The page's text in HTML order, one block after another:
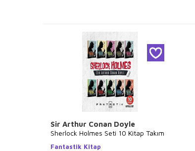
Sir Arthur Conan Doyle
Sherlock Holmes Seti 10 Kitap Takım
Fantastik Kitap